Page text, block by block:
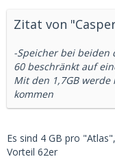
Zitat von
-Speicher bei beiden
60 beschränkt auf
Mit den 1,7GB
kommen
Es sind 4 GB pro
Vorteil 62er